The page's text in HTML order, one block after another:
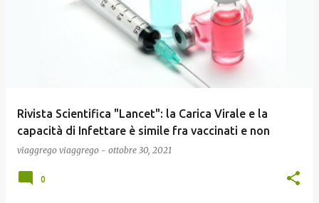
Rivista Scientifica "Lancet": la Carica Virale e la
capacità di Infettare è simile fra vaccinati e non
viaggrego viaggrego - ottobre 30, 2021
0